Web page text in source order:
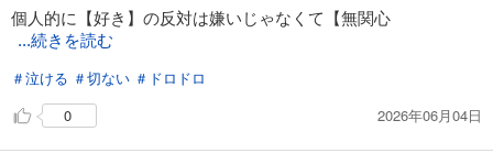
炎の蜃気楼15 火輪の王国（前編）
試し読み
個人的に【好き】の反対は嫌いじゃなくて【無関心
...続きを読む
＃泣ける ＃切ない ＃ドロドロ
0
2026年06月04日